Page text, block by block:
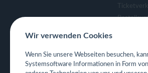
Eigene
Wir verwenden Cookies
Wenn Sie unsere Webseiten besuchen,
Systemsoftware Informationen in Form